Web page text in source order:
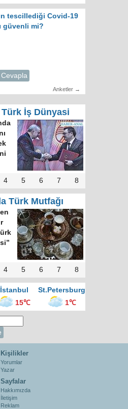
tescillediği Covid-19
güvenli mi?
Cevapla
Anketler →
İş Dünyasi
4 5 6 7 8
Türk Mutfağı
4 5 6 7 8
İstanbul
St.Petersburg
15℃ 1℃
Kişilikler
Yorumlar
Yazar
Sayfalar
Hakkımızda
İletişim
Reklam